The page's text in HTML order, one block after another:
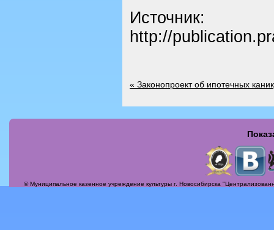
Источник:
http://
« Законопроект об ипотечных
© Муниципальное казенное учреждение культуры г. Новосибирска